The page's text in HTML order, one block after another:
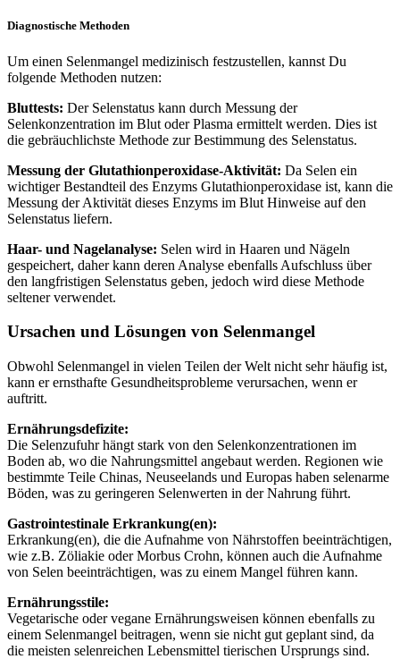
Diagnostische Methoden
Um einen Selenmangel medizinisch festzustellen, kannst Du
folgende Methoden nutzen:
Bluttests: Der Selenstatus kann durch Messung der
Selenkonzentration im Blut oder Plasma ermittelt werden. Dies ist
die gebräuchlichste Methode zur Bestimmung des Selenstatus.
Messung der Glutathionperoxidase-Aktivität: Da Selen ein
wichtiger Bestandteil des Enzyms Glutathionperoxidase ist, kann die
Messung der Aktivität dieses Enzyms im Blut Hinweise auf den
Selenstatus liefern.
Haar- und Nagelanalyse: Selen wird in Haaren und Nägeln
gespeichert, daher kann deren Analyse ebenfalls Aufschluss über
den langfristigen Selenstatus geben, jedoch wird diese Methode
seltener verwendet.
Ursachen und Lösungen von Selenmangel
Obwohl Selenmangel in vielen Teilen der Welt nicht sehr häufig ist,
kann er ernsthafte Gesundheitsprobleme verursachen, wenn er
auftritt.
Ernährungsdefizite:
Die Selenzufuhr hängt stark von den Selenkonzentrationen im
Boden ab, wo die Nahrungsmittel angebaut werden. Regionen wie
bestimmte Teile Chinas, Neuseelands und Europas haben selenarme
Böden, was zu geringeren Selenwerten in der Nahrung führt.
Gastrointestinale Erkrankung(en):
Erkrankung(en), die die Aufnahme von Nährstoffen beeinträchtigen,
wie z.B. Zöliakie oder Morbus Crohn, können auch die Aufnahme
von Selen beeinträchtigen, was zu einem Mangel führen kann.
Ernährungsstile:
Vegetarische oder vegane Ernährungsweisen können ebenfalls zu
einem Selenmangel beitragen, wenn sie nicht gut geplant sind, da
die meisten selenreichen Lebensmittel tierischen Ursprungs sind.